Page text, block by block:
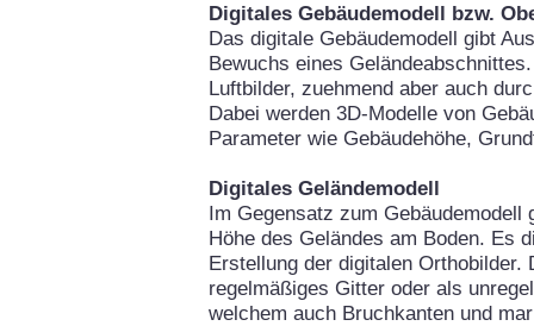
Digitales Gebäudemodell bzw.
Das digitale Gebäudemodell gibt
Bewuchs eines
Luftbilder, zuehmend aber auch
Dabei werden 3D-Modelle von
Parameter wie Gebäudehöhe,
Digitales Geländemodell
Im Gegensatz zum
Höhe des Geländes am Boden. Es
Erstellung der digitalen
regelmäßiges Gitter oder als
welchem auch Bruchkanten und